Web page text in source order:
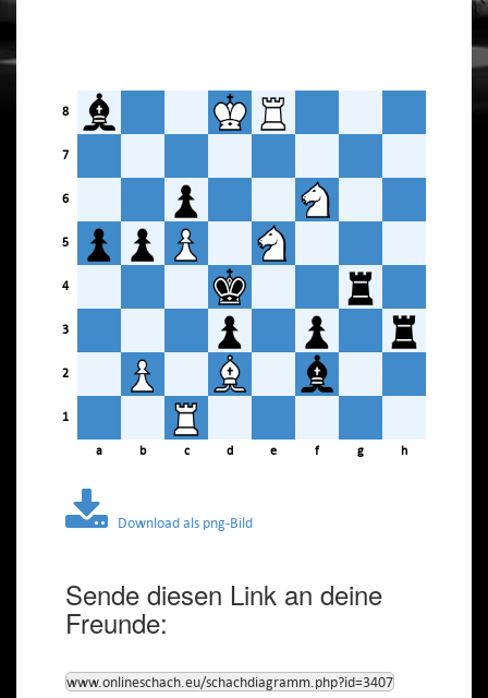
8
7
6
5
4
3
2
1
a b c d e f g h
Download als png-Bild
Sende diesen Link an deine
Freunde:
www.onlineschach.eu/schachdiagramm.php?id=3407